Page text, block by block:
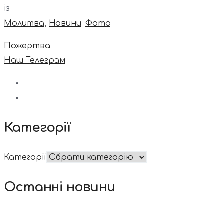
із
Молитва, Новини, Фото
Пожертва
Наш Телеграм
Категорії
Категорії
Останні новини